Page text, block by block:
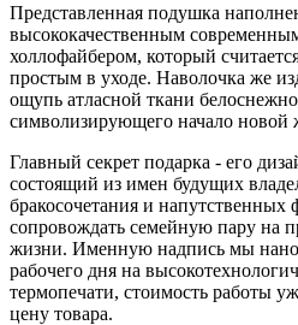
Представленная подушка
высококачественным
холлофайбером, который
простым в уходе. Наволочка же
ощупь атласной ткани
символизирующего начало новой
Главный секрет подарка - его
состоящий из имен будущих
бракосочетания и напутственных
сопровождать семейную пару на
жизни. Именную надпись мы
рабочего дня на
термопечати, стоимость работы
цену товара.